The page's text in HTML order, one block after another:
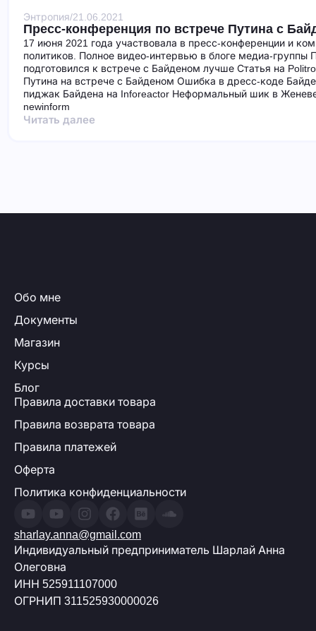
Энтропия/21.06.2021
Пресс-конференция по встрече Путина с
17 июня 2021 года участвовала в пресс-конференции и
политиков. Полное видео-интервью в блоге медиа-
подготовился к встрече с Байденом лучше Статья на
Путина на встрече с Байденом Ошибка в дресс-коде
пиджак Байдена на Inforeactor Неформальный шик в
newinform
Читать далее
Обо мне
Документы
Магазин
Курсы
Блог
Правила доставки товара
Правила возврата товара
Правила платежей
Оферта
Политика конфиденциальности
sharlay.anna@gmail.com
Индивидуальный предприниматель Шарлай Анна
Олеговна
ИНН 525911107000
ОГРНИП 311525930000026